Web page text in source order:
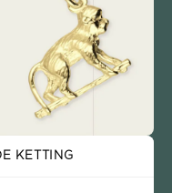
KETTING